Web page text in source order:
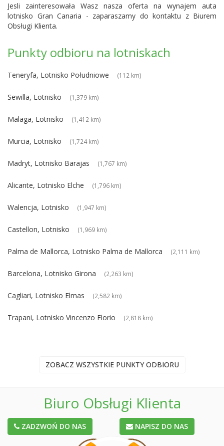
Jesli zainteresowała Wasz nasza oferta na wynajem auta
lotnisko Gran Canaria - zaparaszamy do kontaktu z Biurem
Obsługi Klienta.
Punkty odbioru na lotniskach
Teneryfa, Lotnisko Południowe (112 km)
Sewilla, Lotnisko (1,379 km)
Malaga, Lotnisko (1,412 km)
Murcia, Lotnisko (1,724 km)
Madryt, Lotnisko Barajas (1,767 km)
Alicante, Lotnisko Elche (1,796 km)
Walencja, Lotnisko (1,947 km)
Castellon, Lotnisko (1,969 km)
Palma de Mallorca, Lotnisko Palma de Mallorca (2,111 km)
Barcelona, Lotnisko Girona (2,263 km)
Cagliari, Lotnisko Elmas (2,582 km)
Trapani, Lotnisko Vincenzo Florio (2,818 km)
ZOBACZ WSZYSTKIE PUNKTY ODBIORU
Biuro Obsługi Klienta
ZADZWOŃ DO NAS NAPISZ DO NAS